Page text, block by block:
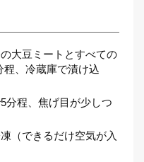
大豆ミートとすべての
、冷蔵庫で漬け込
分程、焦げ目が少しつ
（できるだけ空気が入